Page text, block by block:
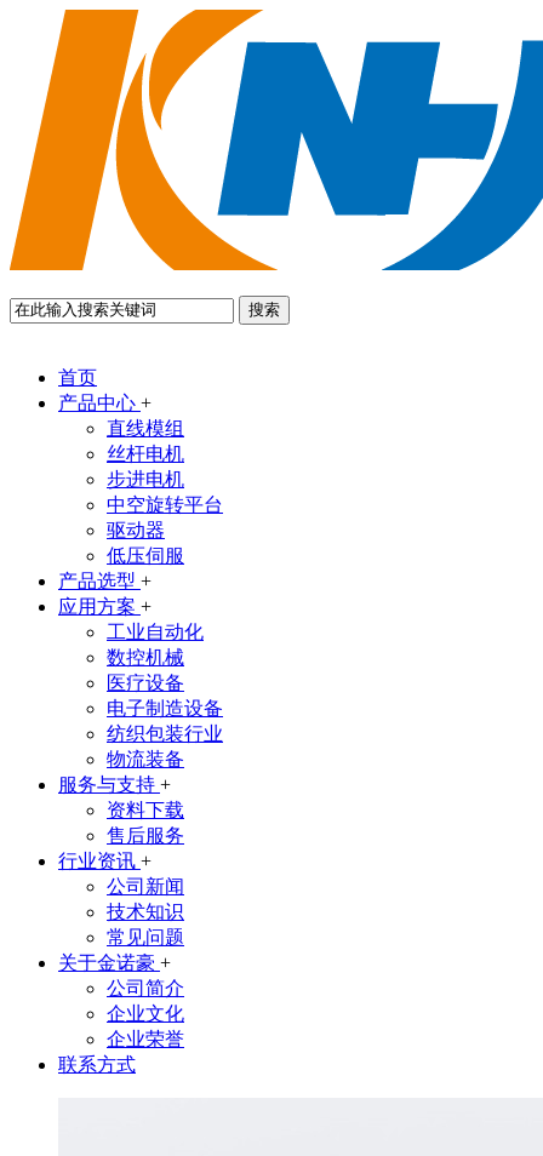
搜索
首页
产品中心 +
直线模组
丝杆电机
步进电机
中空旋转平台
驱动器
低压伺服
产品选型 +
应用方案 +
工业自动化
数控机械
医疗设备
电子制造设备
纺织包装行业
物流装备
服务与支持 +
资料下载
售后服务
行业资讯 +
公司新闻
技术知识
常见问题
关于金诺豪 +
公司简介
企业文化
企业荣誉
联系方式